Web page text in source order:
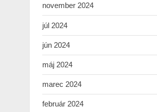
november 2024
júl 2024
jún 2024
máj 2024
marec 2024
február 2024